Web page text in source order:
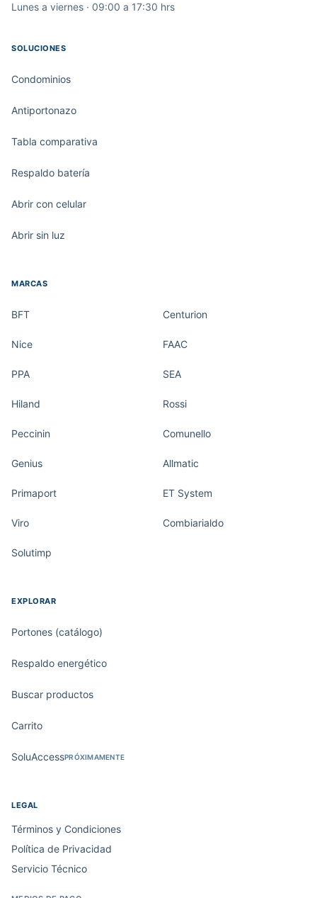
Lunes a viernes · 09:00 a 17:30 hrs
SOLUCIONES
Condominios
Antiportonazo
Tabla comparativa
Respaldo batería
Abrir con celular
Abrir sin luz
MARCAS
BFT Centurion
Nice FAAC
PPA SEA
Hiland Rossi
Peccinin Comunello
Genius Allmatic
Primaport ET System
Viro Combiarialdo
Solutimp
EXPLORAR
Portones (catálogo)
Respaldo energético
Buscar productos
Carrito
SoluAccessPRÓXIMAMENTE
LEGAL
Términos y Condiciones
Política de Privacidad
Servicio Técnico